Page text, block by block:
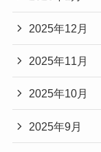
2025年12月
2025年11月
2025年10月
2025年9月